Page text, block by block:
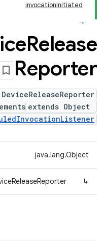
invocationInitiated
Release
Reporter
extends Object
java.lang.Object
↳